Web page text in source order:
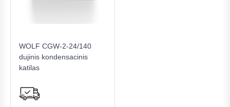
WOLF CGW-2-24/140
dujinis kondensacinis
katilas